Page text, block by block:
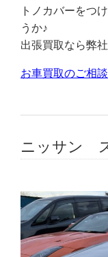
トノカバーをつ
うか♪
出張買取なら弊
お車買取のご相
ニッサン